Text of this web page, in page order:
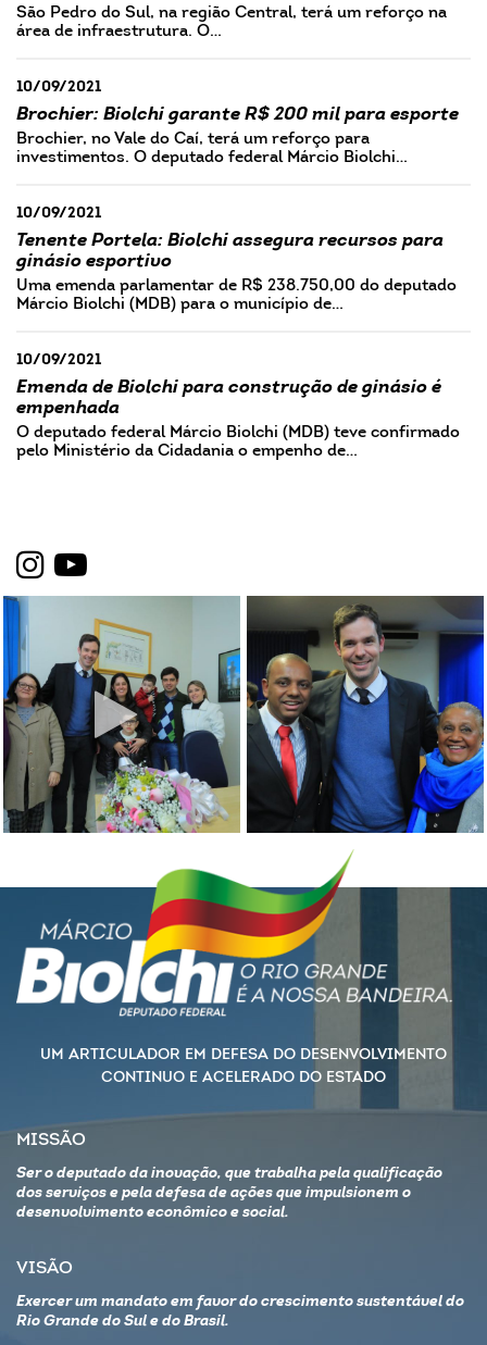
São Pedro do Sul, na região Central, terá um reforço na
área de infraestrutura. O…
10/09/2021
Brochier: Biolchi garante R$ 200 mil para esporte
Brochier, no Vale do Caí, terá um reforço para
investimentos. O deputado federal Márcio Biolchi…
10/09/2021
Tenente Portela: Biolchi assegura recursos para
ginásio esportivo
Uma emenda parlamentar de R$ 238.750,00 do deputado
Márcio Biolchi (MDB) para o município de…
10/09/2021
Emenda de Biolchi para construção de ginásio é
empenhada
O deputado federal Márcio Biolchi (MDB) teve confirmado
pelo Ministério da Cidadania o empenho de…
UM ARTICULADOR EM DEFESA DO DESENVOLVIMENTO
CONTINUO E ACELERADO DO ESTADO
MISSÃO
Ser o deputado da inovação, que trabalha pela qualificação
dos serviços e pela defesa de ações que impulsionem o
desenvolvimento econômico e social.
VISÃO
Exercer um mandato em favor do crescimento sustentável do
Rio Grande do Sul e do Brasil.